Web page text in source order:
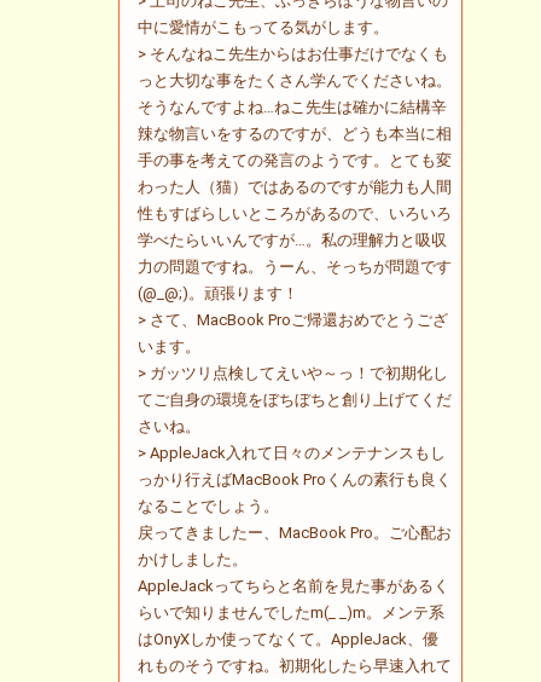
中に愛情がこもってる気がします。
> そんなねこ先生からはお仕事だけでなくも
っと大切な事をたくさん学んでくださいね。
そうなんですよね…ねこ先生は確かに結構辛
辣な物言いをするのですが、どうも本当に相
手の事を考えての発言のようです。とても変
わった人（猫）ではあるのですが能力も人間
性もすばらしいところがあるので、いろいろ
学べたらいいんですが…。私の理解力と吸収
力の問題ですね。うーん、そっちが問題です
(@_@;)。頑張ります！
> さて、MacBook Proご帰還おめでとうござ
います。
> ガッツリ点検してえいや～っ！で初期化し
てご自身の環境をぼちぼちと創り上げてくだ
さいね。
> AppleJack入れて日々のメンテナンスもし
っかり行えばMacBook Proくんの素行も良く
なることでしょう。
戻ってきましたー、MacBook Pro。ご心配お
かけしました。
AppleJackってちらと名前を見た事があるく
らいで知りませんでしたm(_ _)m。メンテ系
はOnyXしか使ってなくて。AppleJack、優
れものそうですね。初期化したら早速入れて